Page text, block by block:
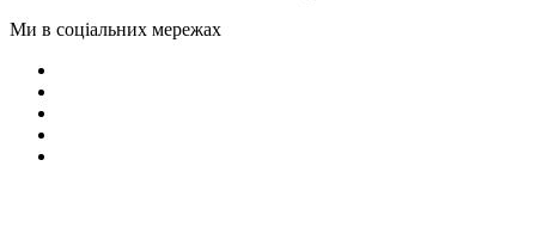
Ми в соціальних мережах